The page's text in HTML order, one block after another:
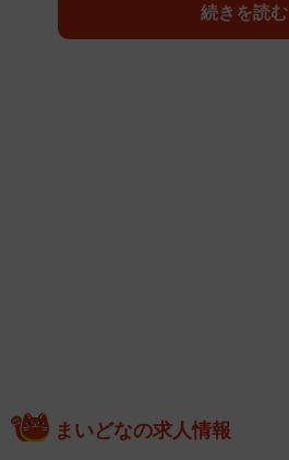
続きを読む
まいどなの求人情報